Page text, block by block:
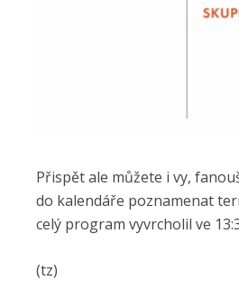
Přispět ale můžete i vy,
do kalendáře poznamenat
celý program vyvrcholil ve
(tz)